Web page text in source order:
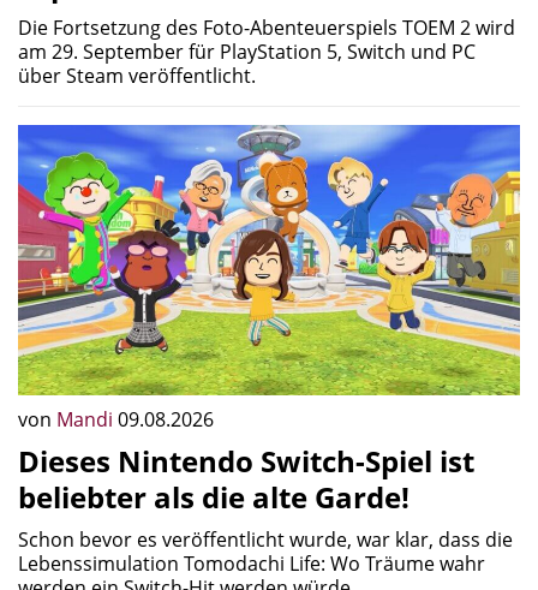
Die Fortsetzung des Foto-Abenteuerspiels TOEM 2 wird
am 29. September für PlayStation 5, Switch und PC
über Steam veröffentlicht.
von Mandi 09.08.2026
Dieses Nintendo Switch-Spiel ist
beliebter als die alte Garde!
Schon bevor es veröffentlicht wurde, war klar, dass die
Lebenssimulation Tomodachi Life: Wo Träume wahr